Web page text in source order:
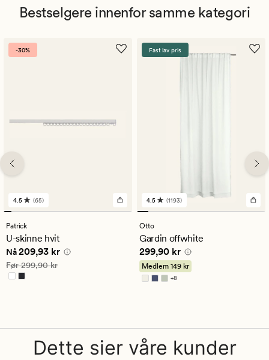
Bestselgere innenfor samme kategori
-30%
65
anmeldelser
med
en
gjennomsnittlig
vurdering
på
4.5
4.5 (65)
Patrick
U-skinne hvit
Nåværende pris
Nå209,93 kr
Vanlig pris 299,90 kr
Før299,90 kr
Fast lav pris
1193
anmeldelser
med
en
gjennomsnittlig
vurdering
på
4.5
4.5 (1193)
Otto
Gardin offwhite
Pris 299,90 kr
299,90 kr
Medlem 149 kr
+8
Tilgjengelig i flere farger
Dette sier våre kunder